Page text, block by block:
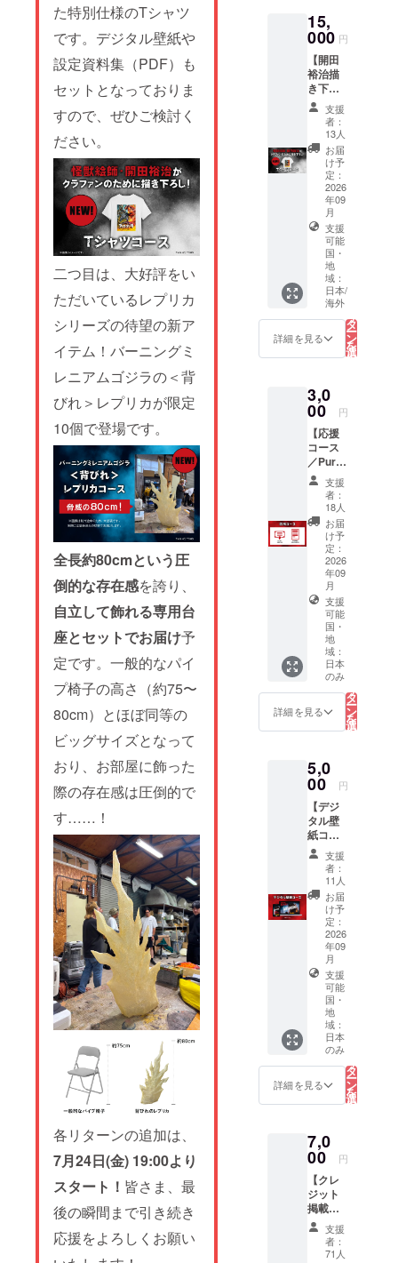
た特別仕様のTシャツ
です。デジタル壁紙や
設定資料集（PDF）も
セットとなっておりま
すので、ぜひご検討く
ださい。
二つ目は、大好評をい
ただいているレプリカ
シリーズの待望の新ア
イテム！バーニングミ
レニアムゴジラの＜背
びれ＞レプリカが限定
10個で登場です。
全長約80cmという圧
倒的な存在感を誇り、
自立して飾れる専用台
座とセットでお届け予
定です。一般的なパイ
プ椅子の高さ（約75〜
80cm）とほぼ同等の
ビッグサイズとなって
おり、お部屋に飾った
際の存在感は圧倒的で
す……！
各リターンの追加は、
7月24日(金) 19:00より
スタート！ 皆さま、最
後の瞬間まで引き続き
応援をよろしくお願い
を爆誕させ
ましょう！
of
Japan.
1.デジ
タル支
援証明
書 2.支
援者限
定活動
報告閲
覧権 3.
クラ
ファン
限定壁
紙デー
タ（PC
/ モバイ
ル） 4.
メイキ
ング・
場面写
データ
5.設定
データ
（PDF
15,
000 円
【開田
裕治描
き下ろ
しTシャ
ツコー
ス／
Custom
T-Shirt
illustrat
ed by
Yuji
Kaida】
*This
tier will
support
global
shippin
English
setup is
in
progres
Please
check
the
"Rewar
d"
section
in the
main
text for
now!
*Please
note
that the
English
descrip
tions
for the
reward
content
s and
credit
listing
conditio
ns are
not
Please
be sure
to
check
the
main
project
page
comple
details
before
making
your
pledge.
1.デジ
タル支
援証明
書 2.支
援者限
定活動
報告閲
限定壁
紙デー
タ（PC
/ モバイ
ル） 4.
メイキ
ング・
場面写
データ
支援
者：
13人
お届
け予
定：
2026
年09
月
支援
可能
国・
地
域：
日本/
海外
詳細を見る
リ
タ
ー
ン
を
選
択
3,0
00 円
【応援
コース
／Pure
Support
】 *This
cannot
backed
from
outside
Japan.
1.デジ
タル支
援証明
書 2.支
援者限
定活動
覧権
支援
者：
18人
お届
け予
定：
2026
年09
月
支援
可能
国・
地
域：
日本
のみ
詳細を見る
リ
タ
ー
ン
を
選
択
5,0
00 円
【デジ
タル壁
紙コー
ス／
Digital
Wallpap
ers】
*This
cannot
backed
from
outside
Japan.
1.デジ
タル支
援証明
援者限
定活動
覧権 3.
クラ
ファン
限定壁
紙デー
タ（PC
/ モバイ
ル）
支援
者：
11人
お届
け予
定：
2026
年09
月
支援
可能
国・
地
域：
日本
のみ
詳細を見る
リ
タ
ー
ン
を
選
択
7,0
00 円
【クレ
ジット
掲載＜
小＞
コース
／End
支援
者：
71人